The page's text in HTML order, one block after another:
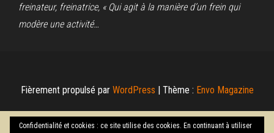
freinateur, freinatrice, « Qui agit à la manière d’un frein qui
modère une activité…
Fièrement propulsé par WordPress | Thème : Envo Magazine
Confidentialité et cookies : ce site utilise des cookies. En continuant à utiliser